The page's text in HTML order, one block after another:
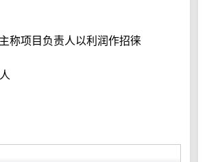
称项目负责人以利润作招徕